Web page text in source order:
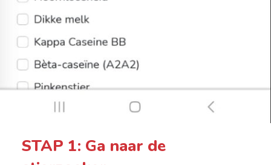
STAP 1: Ga naar de